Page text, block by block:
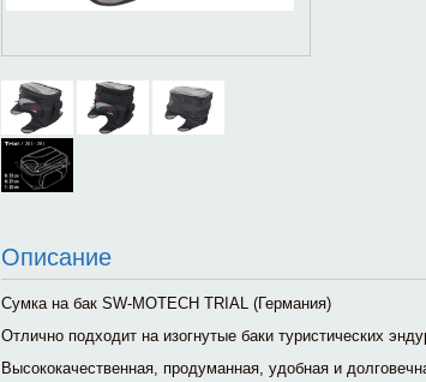
Описание
Сумка на бак SW-MOTECH TRIAL (Германия)
Отлично подходит на изогнутые баки туристических
Высококачественная, продуманная, удобная и